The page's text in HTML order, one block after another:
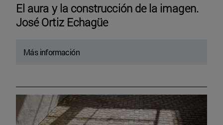
El aura y la construcción de la imagen.
José Ortiz Echagüe
Más información